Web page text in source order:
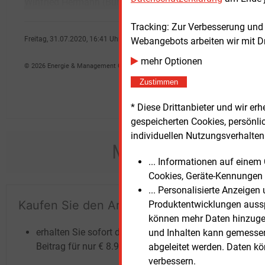
Tracking: Zur Verbesserung
Webangebots arbeiten wir mit
mehr Optionen
Zustimmen
* Diese Drittanbieter und wir
gespeicherten Cookies,
individuellen
... Informationen auf einem
Cookies, Geräte-
... Personalisierte
Produktentwicklungen
können mehr Daten
und Inhalten kann
abgeleitet werden. Daten
verbessern.
Freitag, 31.07.2020, 16:41 Uhr
© 2026 Energie & Management GmbH
Möchten Sie
Kaufen Sie den Artikel
erhalten Sie sofort diesen redaktionellen
Beitrag für nur € 8.93